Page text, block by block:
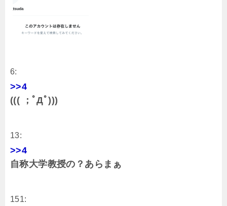
6:
>>4
((( ；ﾟДﾟ)))
13:
>>4
自称大学教授の？あらまぁ
151: